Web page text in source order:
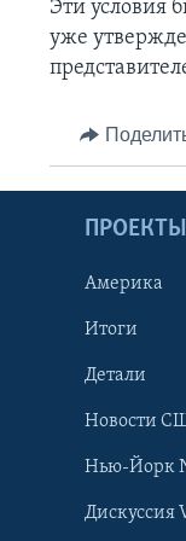
Эти условия
уже
ПРОЕКТЫ
Америка
Итоги
Детали
Новости
Нью-Йорк
Дискуссия